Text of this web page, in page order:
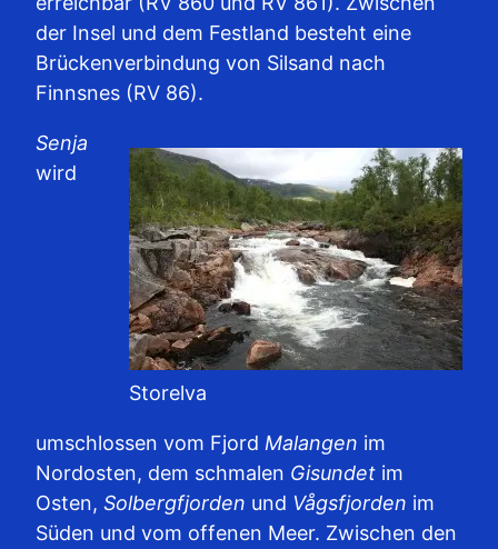
der Insel und dem Festland besteht eine
Brückenverbindung von Silsand nach
Finnsnes (RV 86).
Storelva
Senja
wird
umschlossen vom Fjord Malangen im
Nordosten, dem schmalen Gisundet im
Osten, Solbergfjorden und Vågsfjorden im
Süden und vom offenen Meer. Zwischen den